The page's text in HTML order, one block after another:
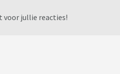
voor jullie reacties!